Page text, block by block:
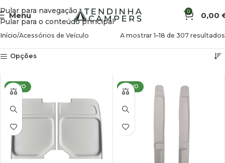
Pular para navegação
Pular para o conteúdo principal
Menu 0 0,00
Início Acessórios de Veículo A mostrar 1–18 de 307 resultados
Opções
NOVO NOVO